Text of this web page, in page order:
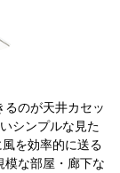
のが天井カセッ
シンプルな見た
を効率的に送る
模な部屋・廊下な